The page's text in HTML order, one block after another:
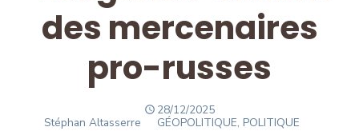
des mercenaires
pro-russes
POSTED
ON
28/12/2025
Author
Stéphan Altasserre GÉOPOLITIQUE, POLITIQUE